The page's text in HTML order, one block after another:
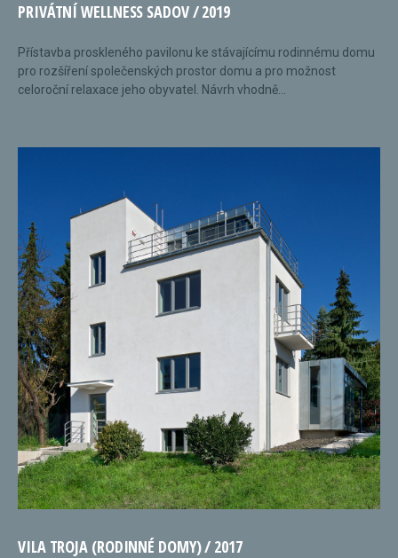
PRIVÁTNÍ WELLNESS SADOV / 2019
Přístavba proskleného pavilonu ke stávajícímu rodinnému domu
pro rozšíření společenských prostor domu a pro možnost
celoroční relaxace jeho obyvatel. Návrh vhodně...
VILA TROJA (RODINNÉ DOMY) / 2017